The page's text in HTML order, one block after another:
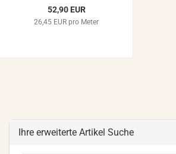
52,90 EUR
26,45 EUR pro Meter
Ihre erweiterte Artikel Suche